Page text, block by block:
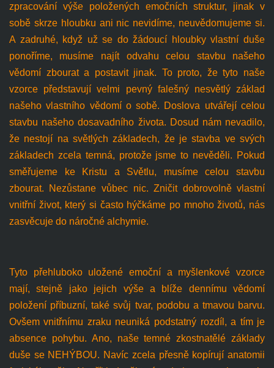
zpracování výše položených emočních struktur, jinak v
sobě skrze hloubku ani nic nevidíme, neuvědomujeme si.
A zadruhé, když už se do žádoucí hloubky vlastní duše
ponoříme, musíme najít odvahu celou stavbu našeho
vědomí zbourat a postavit jinak. To proto, že tyto naše
vzorce představují velmi pevný falešný nesvětlý základ
našeho vlastního vědomí o sobě. Doslova utvářejí celou
stavbu našeho dosavadního života. Dosud nám nevadilo,
že nestojí na světlých základech, že je stavba ve svých
základech zcela temná, protože jsme to nevěděli. Pokud
směřujeme ke Kristu a Světlu, musíme celou stavbu
zbourat. Nezůstane vůbec nic. Zničit dobrovolně vlastní
vnitřní život, který si často hýčkáme po mnoho životů, nás
zasvěcuje do náročné alchymie.
Tyto přehluboko uložené emoční a myšlenkové vzorce
mají, stejně jako jejich výše a blíže dennímu vědomí
položení příbuzní, také svůj tvar, podobu a tmavou barvu.
Ovšem vnitřnímu zraku neuniká podstatný rozdíl, a tím je
absence pohybu. Ano, naše temné zkostnatělé základy
duše se NEHÝBOU. Navíc zcela přesně kopírují anatomii